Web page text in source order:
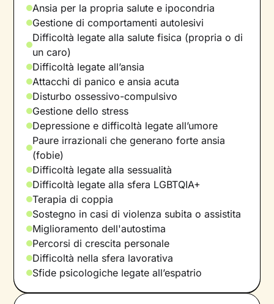
Ansia per la propria salute e ipocondria
Gestione di comportamenti autolesivi
Difficoltà legate alla salute fisica (propria o di
un caro)
Difficoltà legate all’ansia
Attacchi di panico e ansia acuta
Disturbo ossessivo-compulsivo
Gestione dello stress
Depressione e difficoltà legate all’umore
Paure irrazionali che generano forte ansia
(fobie)
Difficoltà legate alla sessualità
Difficoltà legate alla sfera LGBTQIA+
Terapia di coppia
Sostegno in casi di violenza subita o assistita
Miglioramento dell'autostima
Percorsi di crescita personale
Difficoltà nella sfera lavorativa
Sfide psicologiche legate all’espatrio